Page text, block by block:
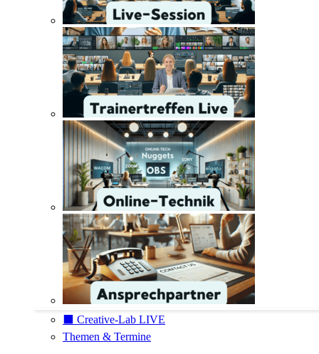
⬛️ Creative-Lab LIVE
Themen & Termine